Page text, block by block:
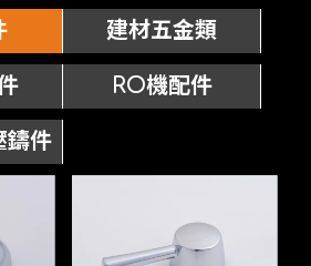
建材五金類
RO機配件
鑄件